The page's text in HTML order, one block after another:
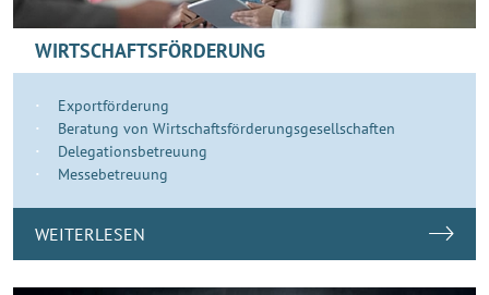
WIRTSCHAFTSFÖRDERUNG
Exportförderung
Beratung von Wirtschaftsförderungsgesellschaften
Delegationsbetreuung
Messebetreuung
WEITERLESEN